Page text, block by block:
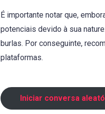
É importante notar que,
potenciais devido à sua
burlas. Por conseguinte,
plataformas.
Iniciar conversa